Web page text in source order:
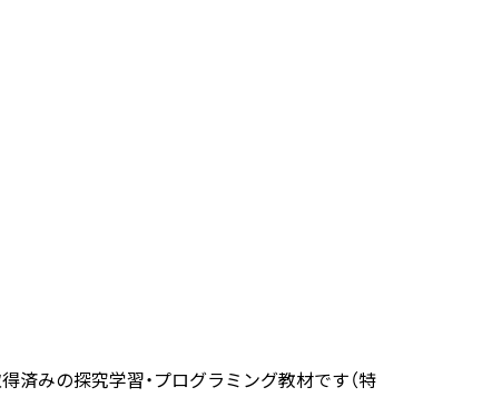
得済みの探究学習・プログラミング教材です（特